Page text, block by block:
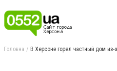
Головна В Херсоне горел частный дом